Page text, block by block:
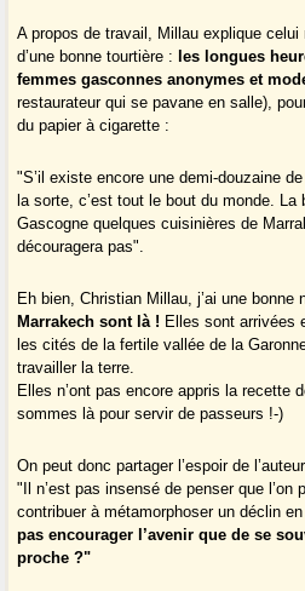
A propos de travail, Millau explique
d’une bonne tourtière : les longues
femmes gasconnes anonymes et
restaurateur qui se pavane en salle),
du papier à cigarette :
"S’il existe encore une demi-douzaine
la sorte, c’est tout le bout du monde. La
Gascogne quelques cuisinières de
découragera pas".
Eh bien, Christian Millau, j’ai une bonne
Marrakech sont là ! Elles sont arrivées
les cités de la fertile vallée de la
travailler la terre.
Elles n’ont pas encore appris la recette
sommes là pour servir de passeurs !-)
On peut donc partager l’espoir de
"Il n’est pas insensé de penser que l’on
contribuer à métamorphoser un déclin
pas encourager l’avenir que de se
proche ?"